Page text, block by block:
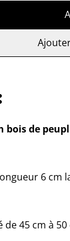
bois de
6 cm
45 cm à